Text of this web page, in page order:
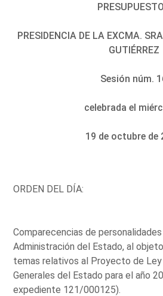
PRESIDENCIA DE LA EXCMA.
GUTIÉRREZ
Sesión núm.
celebrada el
19 de octubre de
ORDEN DEL DÍA:
Comparecencias de
Administración del Estado, al
temas relativos al Proyecto de
Generales del Estado para el año
expediente 121/000125).